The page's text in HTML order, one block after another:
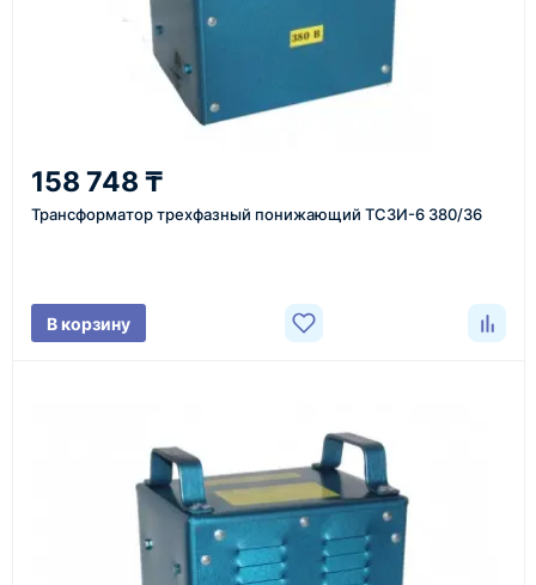
Казахстан и СНГ
доставка оборудования в разные города и
средний срок доставки по большинству поставок
проверка товара перед отправкой клиенту
счёт, договор, накладные и сопроводительные
материалы
Как оформить заказ
158 748 ₸
Трансформатор трехфазный понижающий ТСЗИ-6 380/36
В корзину